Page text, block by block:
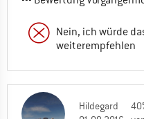
Nein, ich würde
weiterempfehlen
Hildegard